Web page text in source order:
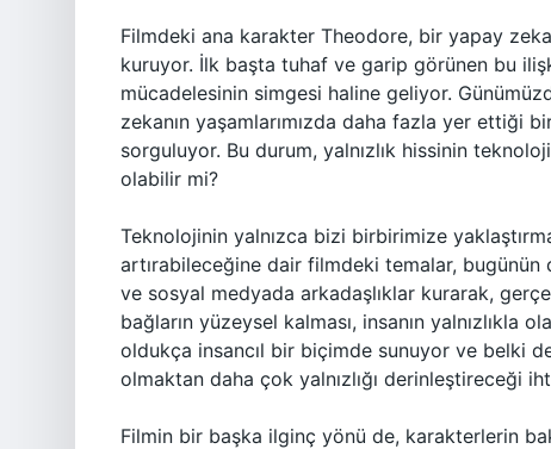
Filmdeki ana karakter Theodore, bir yapay
kuruyor. İlk başta tuhaf ve garip görünen bu
mücadelesinin simgesi haline geliyor.
zekanın yaşamlarımızda daha fazla yer ettiği
sorguluyor. Bu durum, yalnızlık hissinin
olabilir mi?
Teknolojinin yalnızca bizi birbirimize
artırabileceğine dair filmdeki temalar, bugünün
ve sosyal medyada arkadaşlıklar kurarak,
bağların yüzeysel kalması, insanın yalnızlıkla
oldukça insancıl bir biçimde sunuyor ve belki
olmaktan daha çok yalnızlığı derinleştireceği
Filmin bir başka ilginç yönü de, karakterlerin